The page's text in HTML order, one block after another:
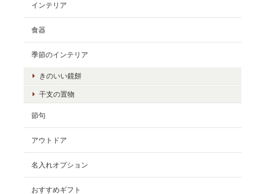
インテリア
食器
季節のインテリア
きのいい鏡餅
干支の置物
節句
アウトドア
名入れオプション
おすすめギフト